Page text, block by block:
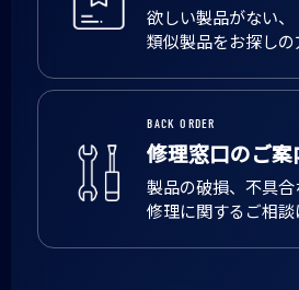
欲しい製品がない、
類似製品をお探し
BACK ORDER
修理窓口のご案
製品の破損、不具
修理に関するご相談